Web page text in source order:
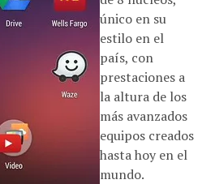
único en su
estilo en el
país, con
prestaciones a
la altura de los
más avanzados
equipos creados
hasta hoy en el
mundo.